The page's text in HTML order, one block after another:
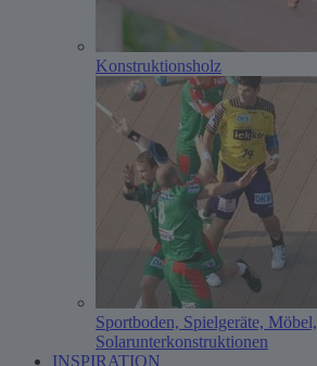
Konstruktionsholz
Sportboden, Spielgeräte, Möbel,
Solarunterkonstruktionen
INSPIRATION